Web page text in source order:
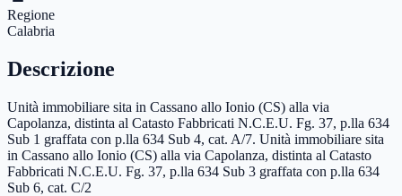
Regione
Calabria
Descrizione
Unità immobiliare sita in Cassano allo Ionio (CS) alla via
Capolanza, distinta al Catasto Fabbricati N.C.E.U. Fg. 37, p.lla 634
Sub 1 graffata con p.lla 634 Sub 4, cat. A/7. Unità immobiliare sita
in Cassano allo Ionio (CS) alla via Capolanza, distinta al Catasto
Fabbricati N.C.E.U. Fg. 37, p.lla 634 Sub 3 graffata con p.lla 634
Sub 6, cat. C/2